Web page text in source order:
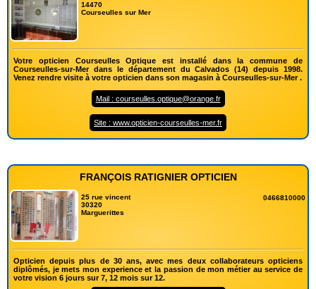
14470
Courseulles sur Mer
Votre opticien Courseulles Optique est installé dans la commune de
Courseulles-sur-Mer dans le département du Calvados (14) depuis 1998.
Venez rendre visite à votre opticien dans son magasin à Courseulles-sur-Mer .
Mail : courseulles.optique@orange.fr
Site : www.opticien-courseulles-mer.fr
FRANÇOIS RATIGNIER OPTICIEN
25 rue vincent
30320
Marguerittes
0466810000
Opticien depuis plus de 30 ans, avec mes deux collaborateurs opticiens
diplômés, je mets mon experience et la passion de mon métier au service de
votre vision 6 jours sur 7, 12 mois sur 12.